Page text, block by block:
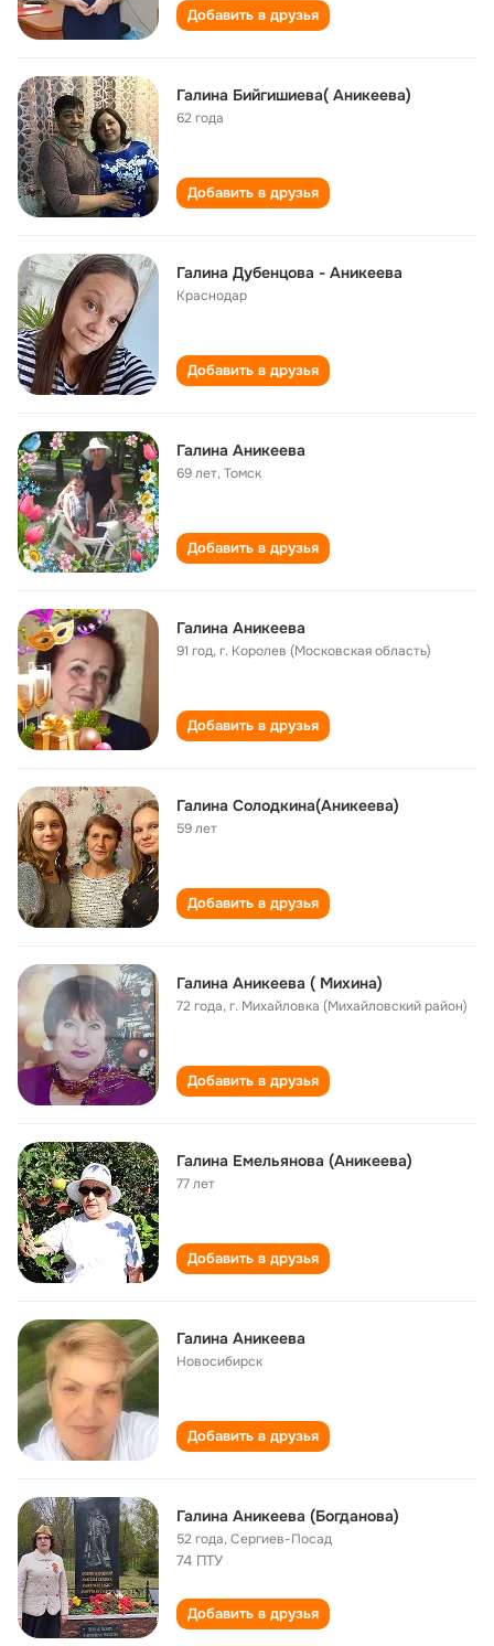
Добавить в друзья
Галина Бийгишиева( Аникеева)
62 года
Добавить в друзья
Галина Дубенцова - Аникеева
Краснодар
Добавить в друзья
Галина Аникеева
69 лет,Томск
Добавить в друзья
Галина Аникеева
91 год,г. Королев (Московская область)
Добавить в друзья
Галина Солодкина(Аникеева)
59 лет
Добавить в друзья
Галина Аникеева ( Михина)
72 года,г. Михайловка (Михайловский район)
Добавить в друзья
Галина Емельянова (Аникеева)
77 лет
Добавить в друзья
Галина Аникеева
Новосибирск
Добавить в друзья
Галина Аникеева (Богданова)
52 года,Сергиев-Посад
74 ПТУ
Добавить в друзья